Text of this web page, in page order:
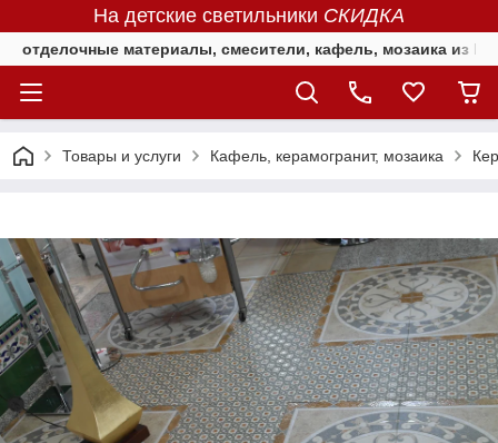
На детские светильники СКИДКА
отделочные материалы, смесители, кафель, мозаика из
Товары и услуги Кафель, керамогранит, мозаика